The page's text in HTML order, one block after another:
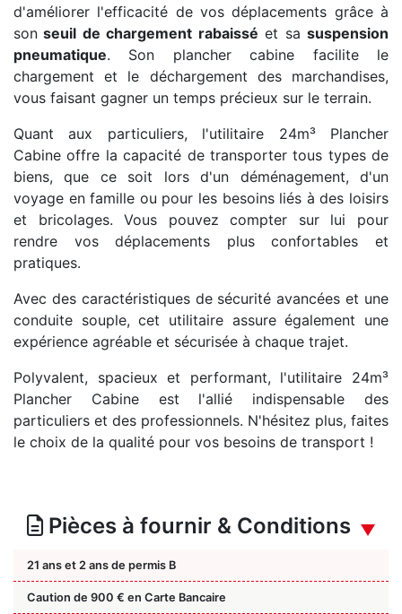
d'améliorer l'efficacité de vos déplacements grâce à
son seuil de chargement rabaissé et sasuspension
pneumatique. Son plancher cabine facilite le
chargement et le déchargement des marchandises,
vous faisant gagner un temps précieux sur le terrain.
Quant aux particuliers, l'utilitaire 24m³ Plancher
Cabine offre la capacité de transporter tous types de
biens, que ce soit lors d'un déménagement, d'un
voyage en famille ou pour les besoins liés à des loisirs
et bricolages. Vous pouvez compter sur lui pour
rendre vos déplacements plus confortables et
pratiques.
Avec des caractéristiques de sécurité avancées et une
conduite souple, cet utilitaire assure également une
expérience agréable et sécurisée à chaque trajet.
Polyvalent, spacieux et performant, l'utilitaire 24m³
Plancher Cabine est l'allié indispensable des
particuliers et des professionnels. N'hésitez plus, faites
le choix de la qualité pour vos besoins de transport !
Pièces à fournir & Conditions
21 ans et 2 ans de permis B
Caution de 900 € en Carte Bancaire